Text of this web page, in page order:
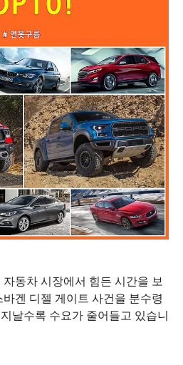
자동차 시장에서 힘든 시간을 보
겐 디젤 게이트 사건을 분수령
날수록 수요가 줄어들고 있습니